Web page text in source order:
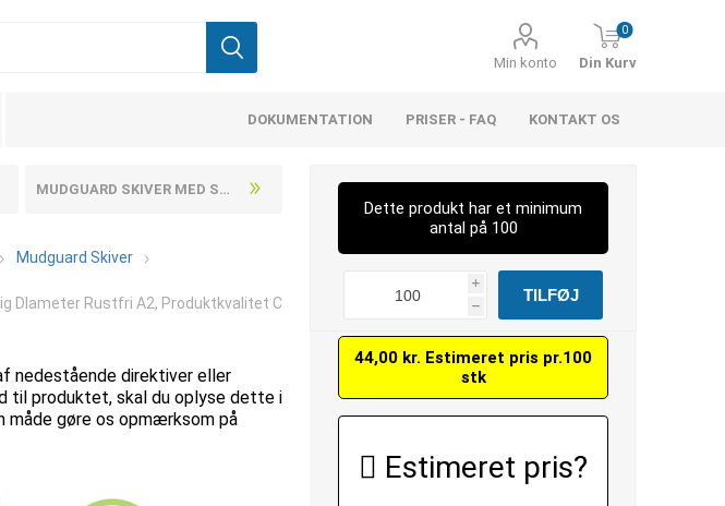
Min konto
0
Din Kurv
DOKUMENTATION PRISER - FAQ KONTAKT OS
MUDGUARD SKIVER MED STOR UDVENDIG DIAMETER RUSTFRI A2, PRODUKTKVALITET C (G) M6-(Ø6,4X30X1,5) (100 STK)
Mudguard Skiver
DIameter Rustfri A2, Produktkvalitet C
nedestående direktiver eller
til produktet, skal du oplyse dette i
gøre os opmærksom på
Dette produkt har et minimum
antal på 100
i
h
44,00 kr. Estimeret pris pr.100
stk
Estimeret pris?